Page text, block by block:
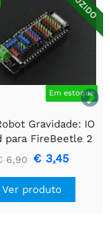

Em estoque
Gravidade: IO
para FireBeetle 2
(ESP32-E/M0)
6,90 € 3,45
Ver produto